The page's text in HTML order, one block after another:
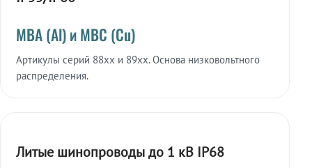
МВА (Al) и МВС (Cu)
Артикулы серий 88xx и 89xx. Основа низковольтного
распределения.
Литые шинопроводы до 1 кВ IP68